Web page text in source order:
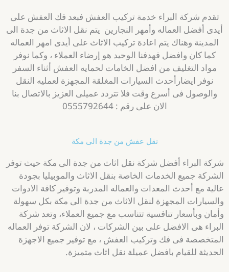
تقدم شركة البراء خدمة تركيب العفش فبعد فك العفش على
أيدى أفضل العماله وأمهر النجارين يتم نقل الاثاث من جدة الى
المدينة وهناك يتم اعادة تركيب الاثاث على أيدى امهر العماله
كما كان وافضل فهدفنا الوحيد هو إرضاء العملاء ، وكما نوفر
مواد التغليف من افضل الخامات لحمايه العفش أثناء السفر
نوفر ايضارأحدث السيارات المغلقة المجهزة لعمليه النقل
والوصول فى أسرع وقت فلا تتردد عميلى العزيز بالاتصال بنا
الان على رقم : 0555792644
نقل عفش من جدة الى مكة
شركة البراء أفضل شركة نقل اثاث من جدة الى مكة حيث توفر
الشركة جميع الخدمات الخاصة بنقل الاثاث والموبيليا بجودة
عالية مع أحدث المعدات والعماله المدربة وتوفير كافة الادوات
والسيارات المجهزة لنقل الاثاث من جدة الى مكة بكل سهولة
وأمان وبأسعار تنافسية تتناسب مع جميع العملاء، وتعد شركة
البراء هى الافضل على بين الشركات ، لان الشركة توفر العماله
المتخصصة فى فك وتركيب العفش ، مع توفير جميع الاجهزة
الحديثة للقيام بافضل عميلة نقل اثاث متميزة.